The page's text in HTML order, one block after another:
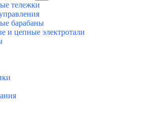
тележки
барабаны
и цепные электротали